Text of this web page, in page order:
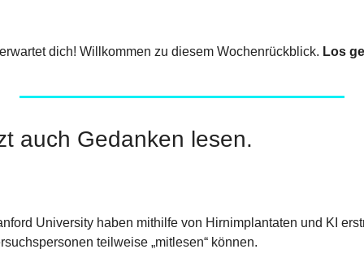
dich! Willkommen zu diesem Wochenrückblick. Los
auch Gedanken lesen.
University haben mithilfe von Hirnimplantaten und KI
teilweise „mitlesen“ können.